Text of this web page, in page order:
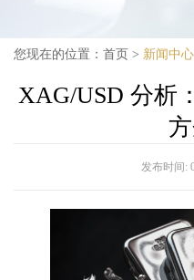
您现在的位置： 首页 > 新闻中心
XAG/USD 分析
发布时间: